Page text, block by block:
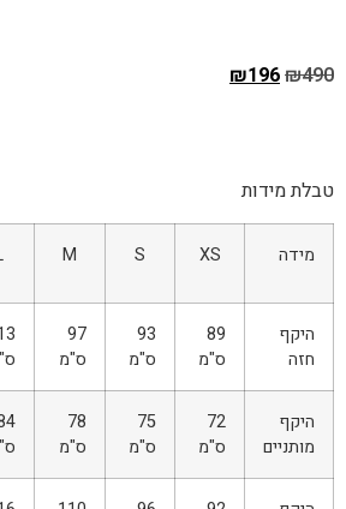
₪490
₪196
טבלת מידות
מידה XS
S
M
היקף
חזה
89
ס"מ
93
ס"מ
97
ס"מ
היקף
מותניים
72
ס"מ
75
ס"מ
78
ס"מ